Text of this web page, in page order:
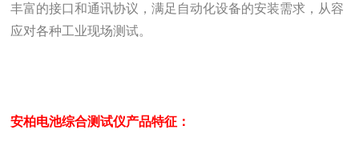
丰富的接口和通讯协议，满足自动化设备的安装需求，从容
应对各种工业现场测试。
安柏电池综合测试仪产品特征：